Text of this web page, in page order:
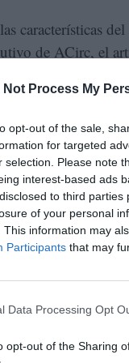
Not Process My
opt-out of the sale,
for targeted
selection. Please note
interest-based ads
to third
of your personal
This information may
Participants that may
Data Processing Opt
opt-out of the Sharing
características
de ACirc, el
desde el
a la
de
“Lo
“si nos